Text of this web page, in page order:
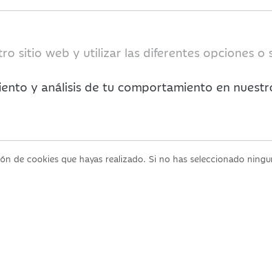
sitio web y utilizar las diferentes opciones o
y análisis de tu comportamiento en
de cookies que hayas realizado. Si no has seleccionado